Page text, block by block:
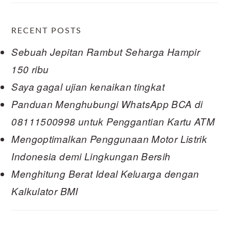
RECENT POSTS
Sebuah Jepitan Rambut Seharga Hampir
150 ribu
Saya gagal ujian kenaikan tingkat
Panduan Menghubungi WhatsApp BCA di
08111500998 untuk Penggantian Kartu ATM
Mengoptimalkan Penggunaan Motor Listrik
Indonesia demi Lingkungan Bersih
Menghitung Berat Ideal Keluarga dengan
Kalkulator BMI